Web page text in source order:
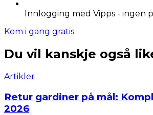
Innlogging med Vipps - ingen
Kom i gang gratis
Du vil kanskje også
Artikler
Retur gardiner på mål:
2026